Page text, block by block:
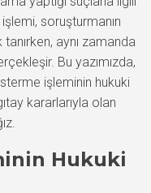
soruşturmanın
aynı zamanda
Bu yazımızda,
işleminin hukuki
kararlarıyla olan
Hukuki